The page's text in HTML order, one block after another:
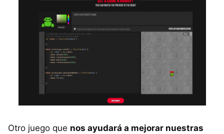
Otro juego que nos ayudará a mejorar nuestras